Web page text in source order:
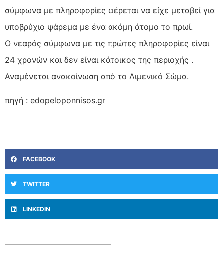
σύμφωνα με πληροφορίες φέρεται να είχε μεταβεί για
υποβρύχιο ψάρεμα με ένα ακόμη άτομο το πρωί.
Ο νεαρός σύμφωνα με τις πρώτες πληροφορίες είναι
24 χρονών και δεν είναι κάτοικος της περιοχής .
Αναμένεται ανακοίνωση από το Λιμενικό Σώμα.
πηγή : edopeloponnisos.gr
FACEBOOK
TWITTER
LINKEDIN